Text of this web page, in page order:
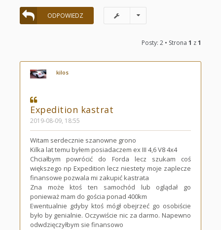
ODPOWIEDZ
Posty: 2 • Strona 1 z1
kilos
Expedition kastrat
2019-08-09, 18:55
Witam serdecznie szanowne grono
Kilka lat temu byłem posiadaczem ex III 4,6 V8 4x4
Chciałbym powrócić do Forda lecz szukam coś
większego np Expedition lecz niestety moje zaplecze
finansowe pozwala mi zakupić kastrata
Zna może ktoś ten samochód lub oglądał go
ponieważ mam do gościa ponad 400km
Ewentualnie gdyby ktoś mógł obejrzeć go osobiście
było by genialnie. Oczywiście nic za darmo. Napewno
odwdzięczyłbym sie finansowo